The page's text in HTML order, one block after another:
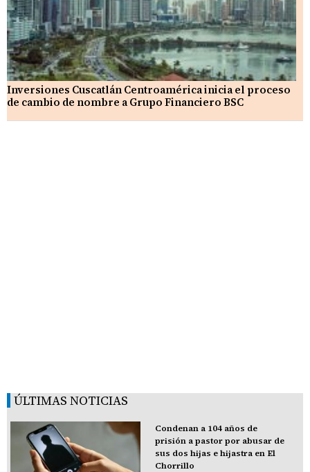
Inversiones Cuscatlán Centroamérica inicia el proceso
de cambio de nombre a Grupo Financiero BSC
ÚLTIMAS NOTICIAS
Condenan a 104 años de
prisión a pastor por abusar de
sus dos hijas e hijastra en El
Chorrillo